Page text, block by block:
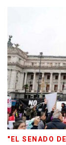
"EL SENADO